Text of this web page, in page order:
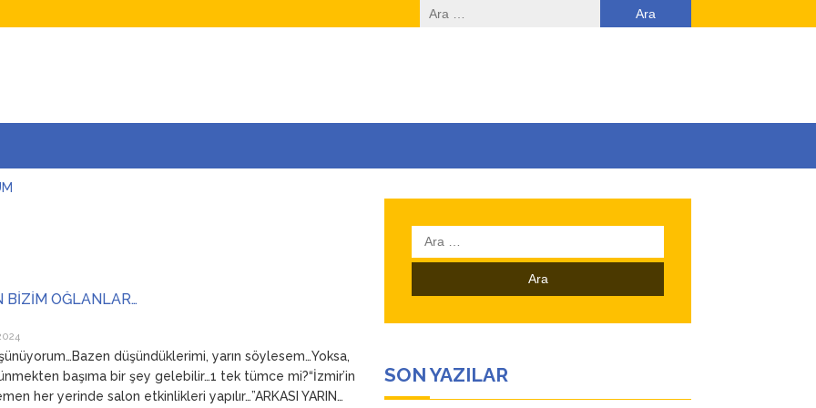
Arama:
BİZİM OĞLANLAR…
düşündüklerimi, yarın söylesem…Yoksa,
başıma bir şey gelebilir…1 tek tümce mi?“İzmir’in
her yerinde salon etkinlikleri yapılır…”ARKASI YARIN…
Arama:
SON YAZILAR